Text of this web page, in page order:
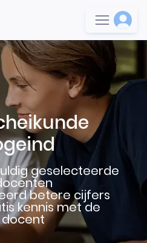
geselecteerde
betere cijfers
kennis met de
docent